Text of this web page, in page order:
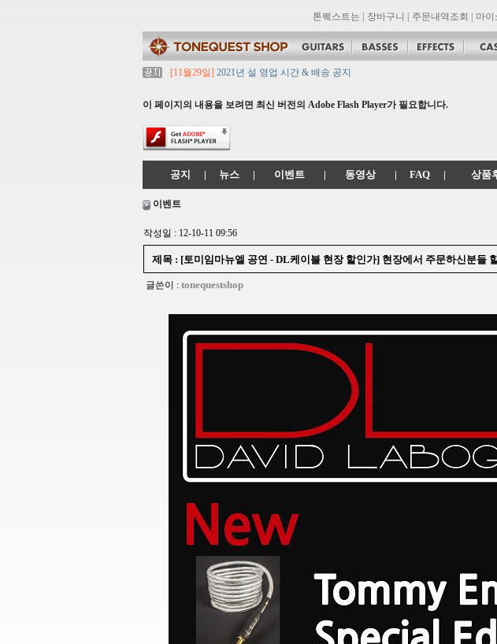
톤퀘스트는 장바구니 주문내역조회 마이
[11월29일] 2021년 설 영업 시간 & 배송 공지
[11월29일]톤퀘스트 10월 휴무일 안내입니다.
[11월29일]
톤퀘스트쇼핑몰 리뉴얼 되었습니다. -> .com 에서 .co.kr 로 변경됩니
이 페이지의 내용을 보려면 최신 버전의 Adobe Flash Player가 필요합니다.
공지 | 뉴스 | 이벤트 | 동영상 | FAQ | 상품
이벤트
작성일 : 12-10-11 09:56
제목 : [토미임마뉴엘 공연 - DL케이블 현장 할인가] 현장에서 주문하신분들
글쓴이 : tonequestshop